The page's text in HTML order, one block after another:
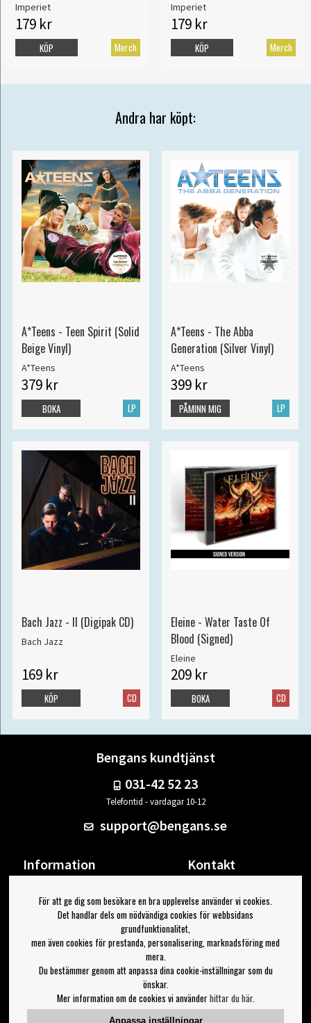
Imperiet
179 kr
Merch
KÖP
Imperiet
179 kr
Merch
KÖP
Andra har köpt:
A*Teens - Teen Spirit (Solid
Beige Vinyl)
A*Teens
379 kr
LP
BOKA
A*Teens - The Abba
Generation (Silver Vinyl)
A*Teens
399 kr
LP
PÅMINN MIG
Bach Jazz - II (Digipak CD)
Bach Jazz
169 kr
CD
KÖP
Eleine - Water Taste Of
Blood (Signed)
Eleine
209 kr
CD
BOKA
Bengans kundtjänst
031-42 52 23
Telefontid - vardagar 10-12
support@bengans.se
Information
Om Bengans
FAQ / Köp- & Leveransvillkor
Kontakt
Din sida
Logga ut
Jag vill ha tips från Bengans
Inställningar för nyhetsbrev
För att ge dig som besökare en bra upplevelse använder vi cookies.
Det handlar dels om nödvändiga cookies för webbsidans
grundfunktionalitet,
men även cookies för prestanda, personalisering, marknadsföring med
mera.
Du bestämmer genom att anpassa dina cookie-inställningar som du
önskar.
Mer information om de cookies vi använderhittar du här.
Anpassa inställningar